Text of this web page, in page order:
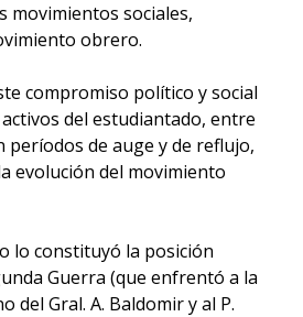
movimientos sociales,
obrero.
compromiso político y social
del estudiantado, entre
períodos de auge y de reflujo,
evolución del movimiento
lo constituyó la posición
Guerra (que enfrentó a la
del Gral. A. Baldomir y al P.